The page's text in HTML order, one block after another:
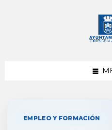
EMPLEO Y FORMACIÓN